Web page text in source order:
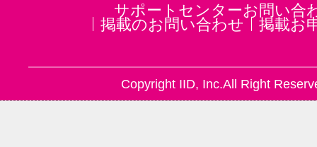
サポートセンターお問い合
掲載のお問い合わせ
掲載お
Copyright IID, Inc.All Right